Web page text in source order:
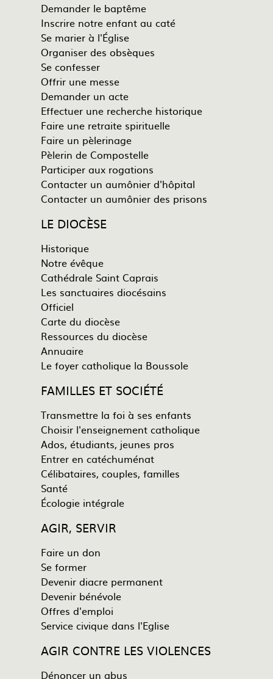
Demander le baptême
Inscrire notre enfant au caté
Se marier à l'Église
Organiser des obsèques
Se confesser
Offrir une messe
Demander un acte
Effectuer une recherche historique
Faire une retraite spirituelle
Faire un pèlerinage
Pèlerin de Compostelle
Participer aux rogations
Contacter un aumônier d'hôpital
Contacter un aumônier des prisons
LE DIOCÈSE
Historique
Notre évêque
Cathédrale Saint Caprais
Les sanctuaires diocésains
Officiel
Carte du diocèse
Ressources du diocèse
Annuaire
Le foyer catholique la Boussole
FAMILLES ET SOCIÉTÉ
Transmettre la foi à ses enfants
Choisir l'enseignement catholique
Ados, étudiants, jeunes pros
Entrer en catéchuménat
Célibataires, couples, familles
Santé
Écologie intégrale
AGIR, SERVIR
Faire un don
Se former
Devenir diacre permanent
Devenir bénévole
Offres d'emploi
Service civique dans l'Eglise
AGIR CONTRE LES VIOLENCES
Dénoncer un abus